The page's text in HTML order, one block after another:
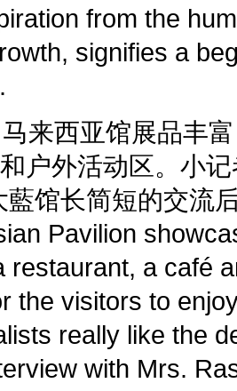
from the
signifies a
来西亚馆展品丰
户外活动区。小
藍馆长简短的交流
Pavilion
restaurant, a café
the visitors to
really like the
with Mrs.